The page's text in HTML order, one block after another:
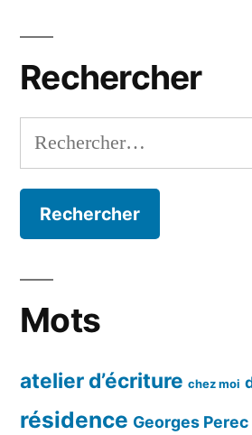
Rechercher
Rechercher :
Mots
atelier d’écriture chez moi
résidence Georges Perec